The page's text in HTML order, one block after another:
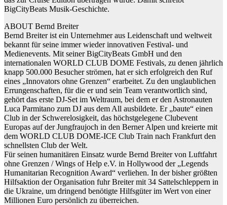
BigCityBeats Musik-Geschichte.
ABOUT Bernd Breiter
Bernd Breiter ist ein Unternehmer aus Leidenschaft und weltweit
bekannt für seine immer wieder innovativen Festival- und
Medienevents. Mit seiner BigCityBeats GmbH und den
internationalen WORLD CLUB DOME Festivals, zu denen jährlich
knapp 500.000 Besucher strömen, hat er sich erfolgreich den Ruf
eines „Innovators ohne Grenzen“ erarbeitet. Zu den unglaublichen
Errungenschaften, für die er und sein Team verantwortlich sind,
gehört das erste DJ-Set im Weltraum, bei dem er den Astronauten
Luca Parmitano zum DJ aus dem All ausbildete. Er „baute“ einen
Club in der Schwerelosigkeit, das höchstgelegene Clubevent
Europas auf der Jungfraujoch in den Berner Alpen und kreierte mit
dem WORLD CLUB DOME-ICE Club Train nach Frankfurt den
schnellsten Club der Welt.
Für seinen humanitären Einsatz wurde Bernd Breiter von Luftfahrt
ohne Grenzen / Wings of Help e.V. in Hollywood der „Legends
Humanitarian Recognition Award“ verliehen. In der bisher größten
Hilfsaktion der Organisation fuhr Breiter mit 34 Sattelschleppern in
die Ukraine, um dringend benötigte Hilfsgüter im Wert von einer
Millionen Euro persönlich zu überreichen.